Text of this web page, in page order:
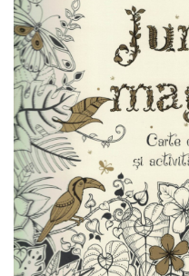
Diverse
Filosofie
Istorie
Literatura
Psihologie
Sanatate
Sociologie
Stiinta